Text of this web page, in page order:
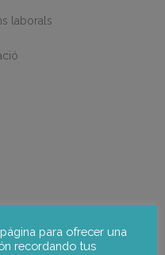
laborals
para ofrecer una
recordando tus